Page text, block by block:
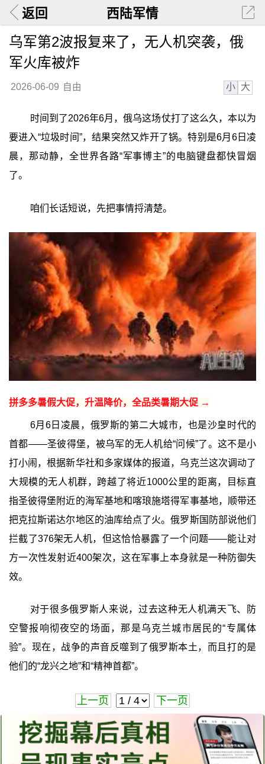
返回 西陆军情
乌军第2波报复来了，无人机突袭，俄
军火库被炸
2026-06-09 自由 小 大
时间到了2026年6月，俄乌这场仗打了这么久，本以为
要进入“垃圾时间”，结果突然又炸开了锅。特别是6月6日凌
晨，那动静，全世界各路“军事博主”的电脑键盘都快冒烟
了。
咱们长话短说，先把事情捋清楚。
拼多多暑假大促，升温降价，全品类暑期大促 →
6月6日凌晨，俄罗斯的第二大城市，也是沙皇时代的
首都——圣彼得堡，被乌军的无人机给“问候”了。这不是小
打小闹，根据新华社和多家媒体的报道，乌克兰这次调动了
大规模的无人机群，跨越了将近1000公里的距离，目标直
指圣彼得堡附近的海军基地和喀琅施塔得军事基地，顺带还
把克拉斯诺达尔地区的油库给点了火。俄罗斯国防部说他们
拦截了376架无人机，但这恰恰暴露了一个问题——能让对
方一次性发射近400架次，这在军事上本身就是一种防御失
效。
对于很多俄罗斯人来说，过去这种无人机满天飞、防
空警报响彻夜空的场面，那是乌克兰城市居民的“专属体
验”。现在，战争的声音反噬到了俄罗斯本土，而且打的是
他们的“龙兴之地”和“精神首都”。
上一页 下一页